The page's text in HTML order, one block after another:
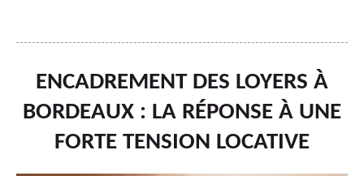
ENCADREMENT DES LOYERS À
BORDEAUX : LA RÉPONSE À UNE
FORTE TENSION LOCATIVE